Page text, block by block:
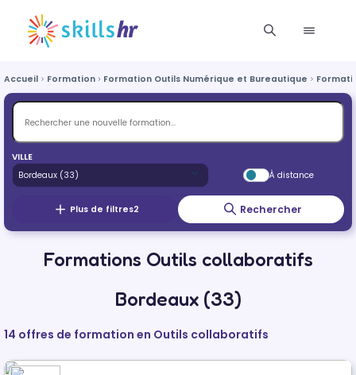
Accueil Formation Formation Outils Numérique et Bureautique
VILLE
À distance
Plus de filtres2 Rechercher
Formations Outils collaboratifs
Bordeaux (33)
14 offres de formation en Outils collaboratifs